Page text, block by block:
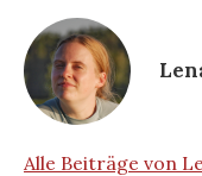
Alle Beiträge von